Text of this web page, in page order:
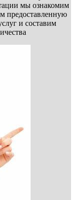
мы ознакомим
предоставленную
и составим